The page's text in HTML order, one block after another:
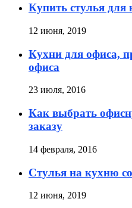
Купить стулья для
12 июня, 2019
Кухни для офиса,
офиса
23 июля, 2016
Как выбрать
заказу
14 февраля, 2016
Стулья на кухню
12 июня, 2019